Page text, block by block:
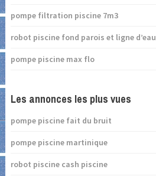
pompe filtration piscine 7m3
robot piscine fond parois et ligne d’eau
pompe piscine max flo
Les annonces les plus vues
pompe piscine fait du bruit
pompe piscine martinique
robot piscine cash piscine